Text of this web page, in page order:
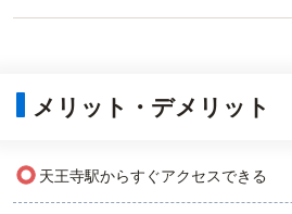
メリット・デメリット
○ 天王寺駅からすぐアクセスできる